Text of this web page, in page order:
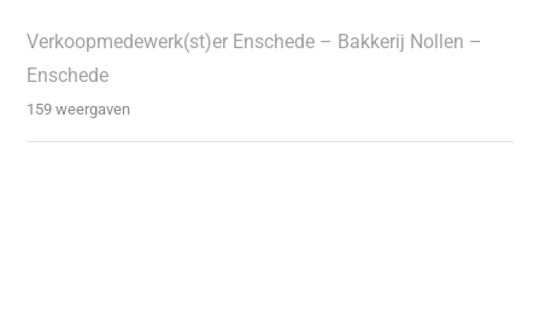
Verkoopmedewerk(st)er Enschede – Bakkerij Nollen –
Enschede
159 weergaven